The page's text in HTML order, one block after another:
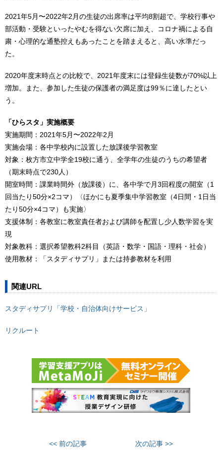
2021年5月〜2022年2月の生徒の出席率は平均8割超で、学校行事や
部活動・受験といったやむを得ない欠席に加え、コロナ禍による自
粛・心理的な通塾控えもあったことを踏まえると、高い水準だっ
た。
2020年度末時点との比較で、2021年度末には登録生徒数が70%以上
増加。また、参加した生徒の保護者の満足度は99％に達したとい
う。
「ひらスタ」実施概要
実施期間：2021年5月〜2022年2月
実施会場：各中学校内に設置した放課後学習教室
対象：枚方市立中学全19校に通う、全学年の生徒のうちの希望者
（期末時点で230人）
開室時間：課業時間外（放課後）に、各中学で月3回程度の開室（1
回当たり50分×2コマ）〈ほかにも夏季集中学習教室（4日間・1日当
たり50分×4コマ）も実施〉
支援体制：各教室に教室責任者および講師を配置し少人数学習を実
現
対象教科：選択希望教科2科目（英語・数学・国語・理科・社会）
使用教材：「スタディサプリ」または持参教材を利用
関連URL
スタディサプリ「学校・自治体向けサービス」
リクルート
<< 前の記事 次の記事 >>